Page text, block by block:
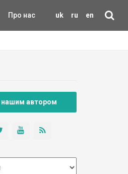
uk ru en
Про нас
нашим автором